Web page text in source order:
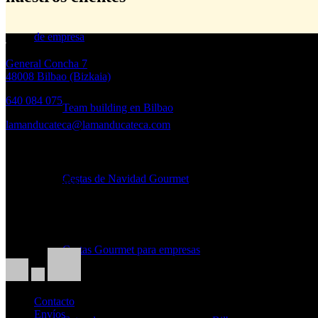
de empresa
Team building en Bilbao
Cestas de Navidad Gourmet
Cestas Gourmet para empresas
General Concha 7
48008 Bilbao (Bizkaia)
640 084 075
lamanducateca@lamanducateca.com
Lunes a Viernes:
Contacto
Envíos